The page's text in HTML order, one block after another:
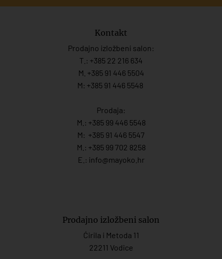
Kontakt
Prodajno izložbeni salon:
T.: +385 22 216 634
M. +385 91 446 5504
M: +385 91 446 5548
Prodaja:
M.: +385 99 446 5548
M: +385 91 446 5547
M.: +385 99 702 8258
E.: info@mayoko. hr
Prodajno izložbeni salon
Ćirila i Metoda 11
22211 Vodice